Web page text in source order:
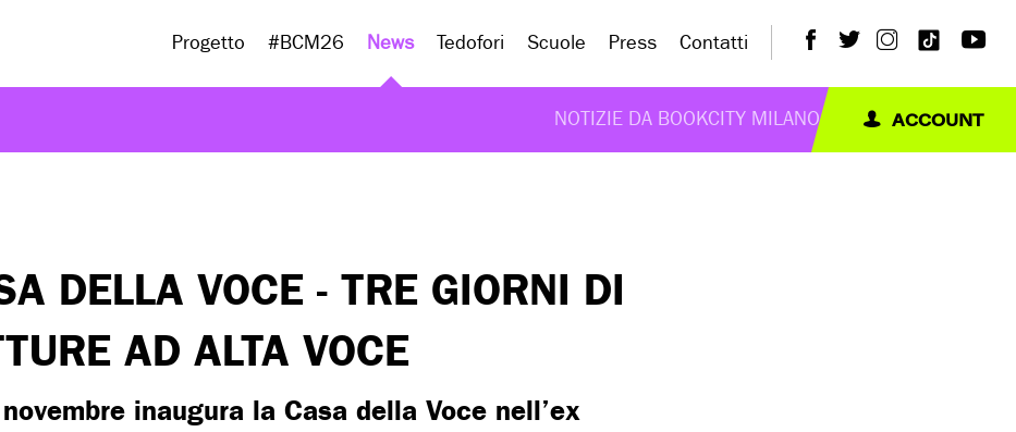
Progetto #BCM26 News
NOTIZIE DA BOOKCITY MILANO
Tedofori Scuole Press Contatti
ACCOUNT
DELLA VOCE - TRE GIORNI DI
AD ALTA VOCE
inaugura la Casa della Voce nell’ex